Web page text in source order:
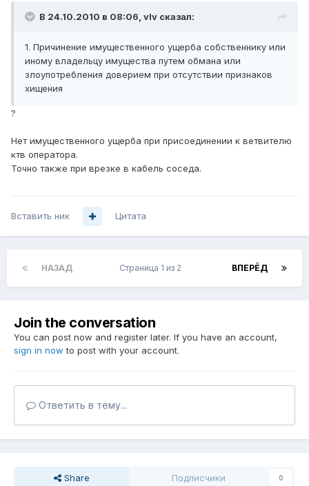
В 24.10.2010 в 08:06, vIv сказал:
1. Причинение имущественного ущерба собственнику или
иному владельцу имущества путем обмана или
злоупотребления доверием при отсутствии признаков
хищения
?
Нет имущественного ущерба при присоединении к ветвителю
ктв оператора.
Точно также при врезке в кабель соседа.
Вставить ник Цитата
НАЗАД ВПЕРЁД
Страница 1 из 2
Join the conversation
You can post now and register later. If you have an account,
sign in now to post with your account.
Ответить в тему...
Share Подписчики 0